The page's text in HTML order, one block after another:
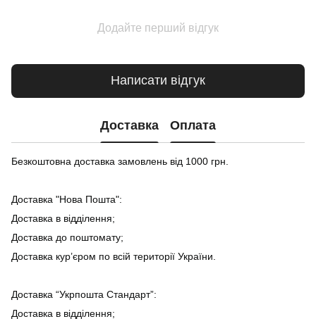
Додайте перший відгук
Написати відгук
Доставка Оплата
Безкоштовна доставка замовлень від 1000 грн.
Доставка "Нова Пошта":
Доставка в відділення;
Доставка до поштомату;
Доставка кур’єром по всій території України.
Доставка “Укрпошта Стандарт”:
Доставка в відділення;